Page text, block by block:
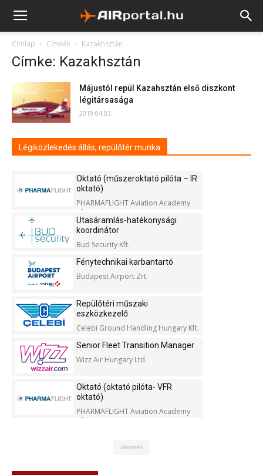
Címlap Címkék Kazakhsztán
Címke: Kazakhsztán
Májustól repül Kazahsztán első diszkont
légitársasága
2019.04.03.
Légiközlekedés állás, repülőtér munka
Oktató (műszeroktató pilóta – IR
oktató)
PHARMAFLIGHT Aviation Academy
Kft.
Utasáramlás-hatékonysági
koordinátor
Bud Security Kft.
Fénytechnikai karbantartó
Budapest Airport Zrt.
Repülőtéri műszaki
eszközkezelő
Celebi Ground Handling Hungary Kft.
Senior Fleet Transition Manager
Wizz Air Hungary Ltd.
Oktató (oktató pilóta- VFR
oktató)
PHARMAFLIGHT Aviation Academy
Kft.
Hirdetés